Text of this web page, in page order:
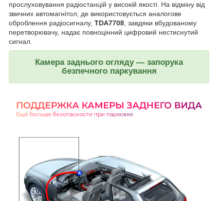
прослуховування радіостанцій у високій якості. На відміну від
звичних автомагнітол, де використовується аналогове
оброблення радіосигналу, TDA7708, завдяки вбудованому
перетворювачу, надає повноцінний цифровий нестиснутий
сигнал.
Камера заднього огляду — запорука
безпечного паркування